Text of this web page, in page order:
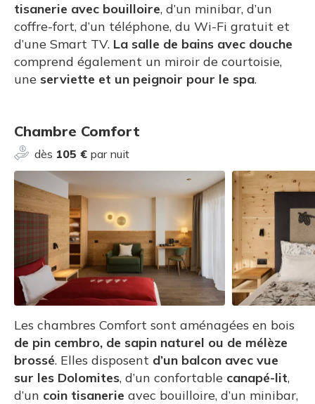
tisanerie avec bouilloire, d’un minibar, d’un
coffre-fort, d’un téléphone, du Wi-Fi gratuit et
d’une Smart TV. La salle de bains avec douche
comprend également un miroir de courtoisie,
une serviette et un peignoir pour le spa.
Chambre Comfort
dès 105 € par nuit
Les chambres Comfort sont aménagées en bois
de pin cembro, de sapin naturel ou de mélèze
brossé. Elles disposent d’un balcon avec vue
sur les Dolomites, d’un confortable canapé-lit,
d’un coin tisanerie avec bouilloire, d’un minibar,